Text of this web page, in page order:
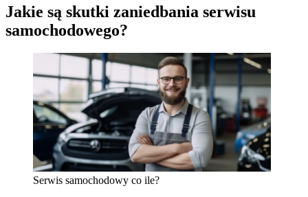
Jakie są skutki zaniedbania serwisu
samochodowego?
Serwis samochodowy co ile?